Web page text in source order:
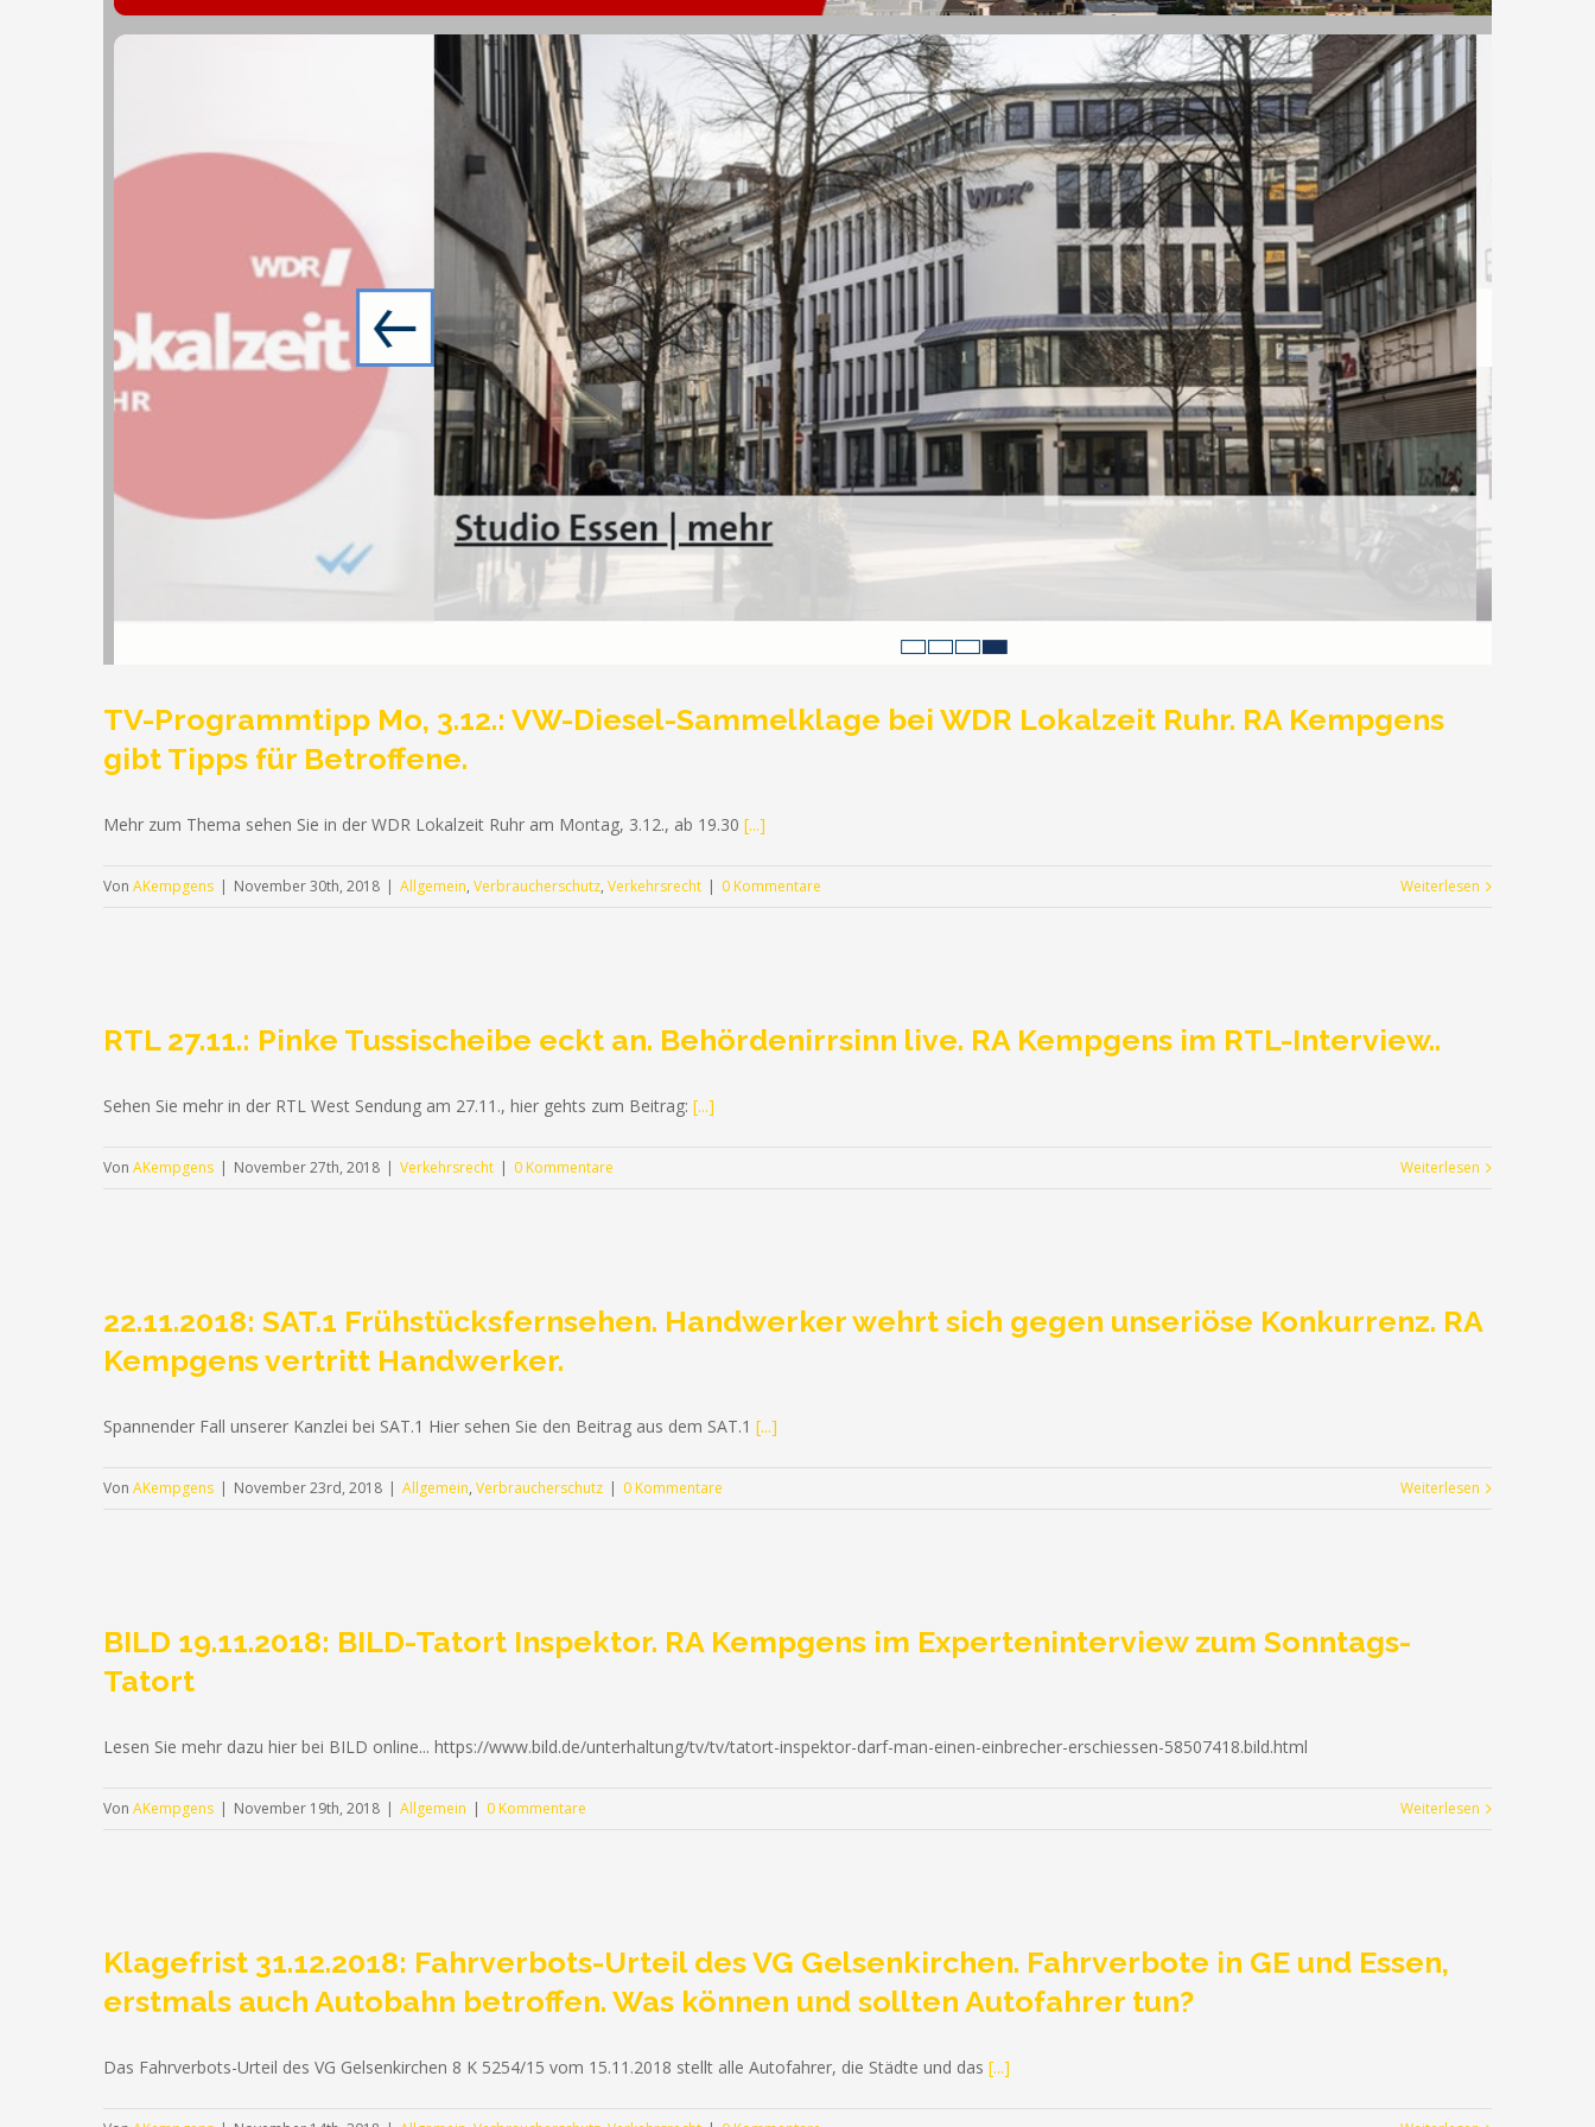
TV-Programmtipp Mo, 3.12.: VW-Diesel-Sammelklage bei WDR Lokalzeit Ruhr. RA Kempgens
gibt Tipps für Betroffene.
Mehr zum Thema sehen Sie in der WDR Lokalzeit Ruhr am Montag, 3.12., ab 19.30 [...]
Von AKempgens | November 30th, 2018 | Allgemein, Verbraucherschutz, Verkehrsrecht | 0 Kommentare Weiterlesen
RTL 27.11.: Pinke Tussischeibe eckt an. Behördenirrsinn live. RA Kempgens im RTL-Interview..
Sehen Sie mehr in der RTL West Sendung am 27.11., hier gehts zum Beitrag: [...]
Von AKempgens | November 27th, 2018 | Verkehrsrecht | 0 Kommentare Weiterlesen
22.11.2018: SAT.1 Frühstücksfernsehen. Handwerker wehrt sich gegen unseriöse Konkurrenz. RA
Kempgens vertritt Handwerker.
Spannender Fall unserer Kanzlei bei SAT.1 Hier sehen Sie den Beitrag aus dem SAT.1 [...]
Von AKempgens | November 23rd, 2018 | Allgemein, Verbraucherschutz | 0 Kommentare Weiterlesen
BILD 19.11.2018: BILD-Tatort Inspektor. RA Kempgens im Experteninterview zum Sonntags-
Tatort
Lesen Sie mehr dazu hier bei BILD online... https://www.bild.de/unterhaltung/tv/tv/tatort-inspektor-darf-man-einen-einbrecher-erschiessen-58507418.bild.html
Von AKempgens | November 19th, 2018 | Allgemein | 0 Kommentare Weiterlesen
Klagefrist 31.12.2018: Fahrverbots-Urteil des VG Gelsenkirchen. Fahrverbote in GE und Essen,
erstmals auch Autobahn betroffen. Was können und sollten Autofahrer tun?
Das Fahrverbots-Urteil des VG Gelsenkirchen 8 K 5254/15 vom 15.11.2018 stellt alle Autofahrer, die Städte und das [...]